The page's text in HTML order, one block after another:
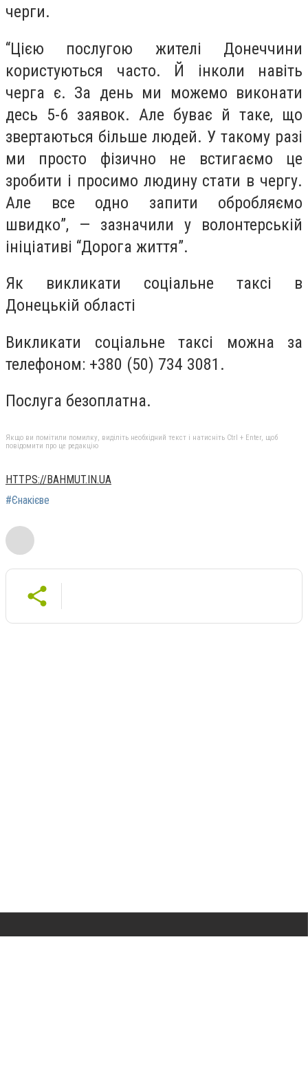
черги.
“Цією послугою жителі Донеччини
користуються часто. Й інколи навіть
черга є. За день ми можемо виконати
десь 5-6 заявок. Але буває й таке, що
звертаються більше людей. У такому разі
ми просто фізично не встигаємо це
зробити і просимо людину стати в чергу.
Але все одно запити обробляємо
швидко”, — зазначили у волонтерській
ініціативі “Дорога життя”.
Як викликати соціальне таксі в
Донецькій області
Викликати соціальне таксі можна за
телефоном: +380 (50) 734 3081.
Послуга безоплатна.
Якщо ви помітили помилку, виділіть необхідний текст і натисніть Ctrl + Enter, щоб
повідомити про це редакцію
HTTPS://BAHMUT.IN.UA
#Єнакієве